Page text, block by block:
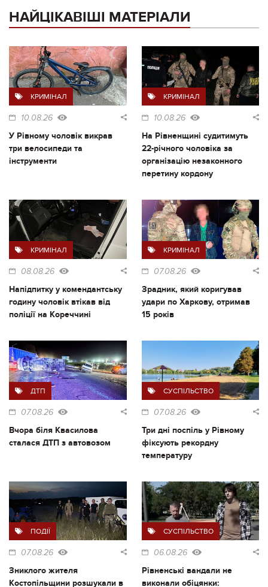
НАЙЦІКАВІШІ МАТЕРІАЛИ
КРИМІНАЛ
10.08.26
У Рівному чоловік викрав
три велосипеди та
інструменти
КРИМІНАЛ
10.08.26
На Рівненщині судитимуть
22-річного чоловіка за
організацію незаконного
перетину кордону
КРИМІНАЛ
08.08.26
Напідпитку у комендантську
годину чоловік втікав від
поліції на Кореччині
КРИМІНАЛ
07.08.26
Зрадник, який коригував
удари по Харкову, отримав
15 років
ДТП
07.08.26
Вчора біля Квасилова
сталася ДТП з автовозом
СУСПІЛЬСТВО
07.08.26
Три дні поспіль у Рівному
фіксують рекордну
температуру
ПОДІЇ
07.08.26
Зниклого жителя
Костопільщини розшукали в
СУСПІЛЬСТВО
06.08.26
Рівненські вандали не
виконали обіцянки: